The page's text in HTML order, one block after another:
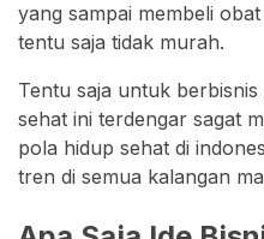
yang sampai membeli
tentu saja tidak murah.
Tentu saja untuk
sehat ini terdengar sagat
pola hidup sehat di
tren di semua kalangan